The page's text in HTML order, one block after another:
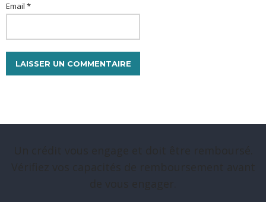
Email *